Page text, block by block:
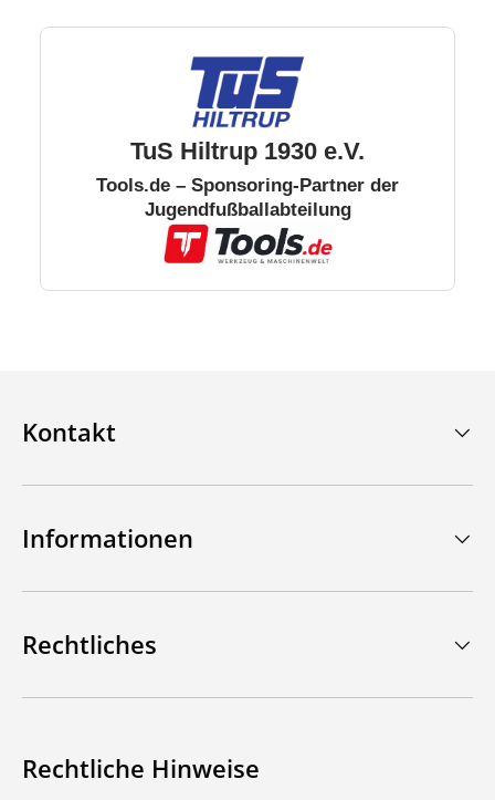
TuS Hiltrup 1930 e.V.
Tools.de – Sponsoring-Partner der
Jugendfußballabteilung
Kontakt
Informationen
Rechtliches
Rechtliche Hinweise